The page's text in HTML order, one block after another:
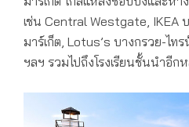
เช่น Central Westgate, IKEA
มาร์เก็ต, Lotus’s บางกรวย-ไท
ฯลฯ รวมไปถึงโรงเรียนชั้นนำอีก